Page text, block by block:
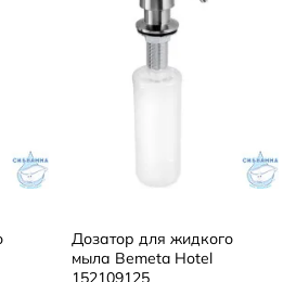
Дозатор для жидкого
мыла Bemeta Hotel
152109125